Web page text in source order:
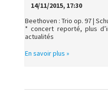
14/11/2015, 17:30
Beethoven : Trio op. 97 |
* concert reporté, plus
actualités
En savoir plus »